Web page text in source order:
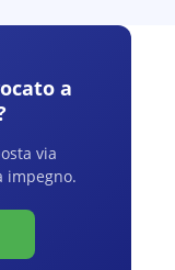
a
via
impegno.